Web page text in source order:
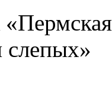
слепых»